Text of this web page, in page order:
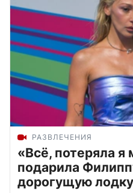
РАЗВЛЕЧЕНИЯ
«Всё, потеряла
подарила
дорогущую